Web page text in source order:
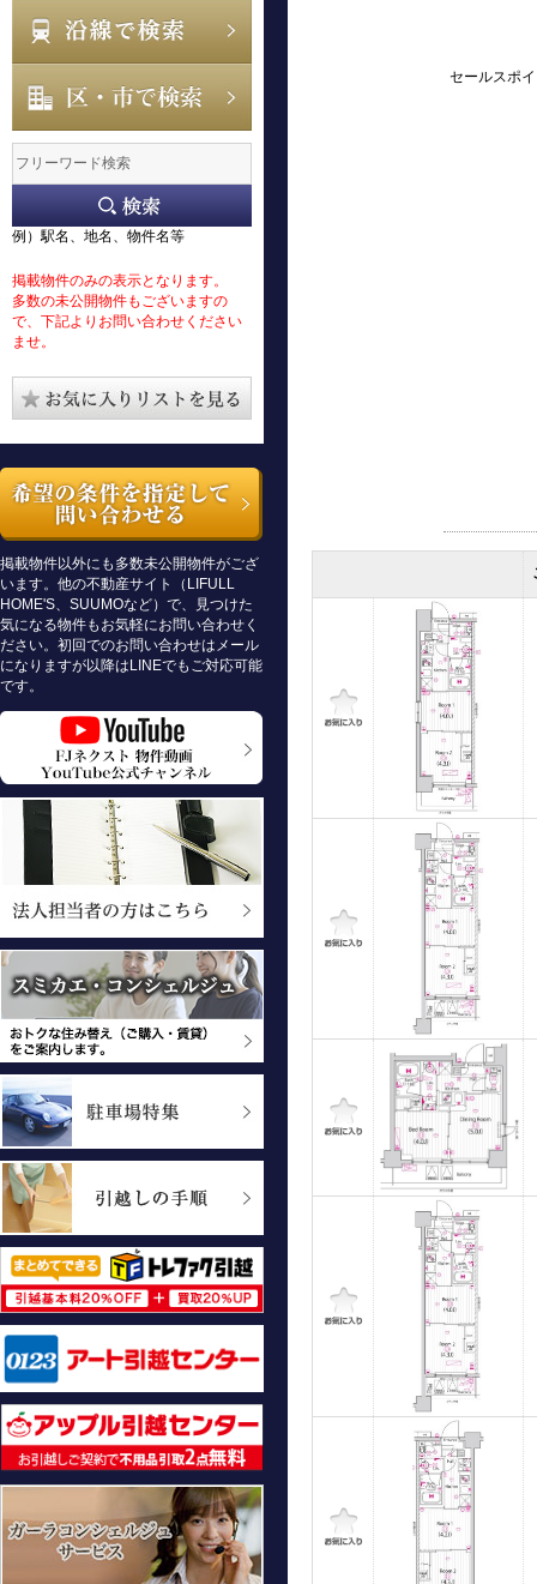
例）駅名、地名、物件名等
掲載物件のみの表示となります。
多数の未公開物件もございますの
で、下記よりお問い合わせください
ませ。
掲載物件以外にも多数未公開物件がござ
います。他の不動産サイト（LIFULL
HOME'S、SUUMOなど）で、見つけた
気になる物件もお気軽にお問い合わせく
ださい。初回でのお問い合わせはメール
になりますが以降はLINEでもご対応可能
です。
セールスポ